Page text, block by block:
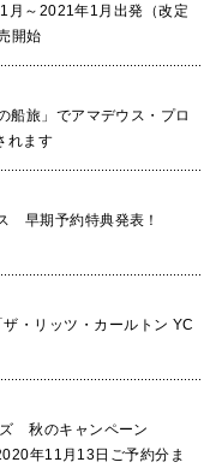
月～2021年1月出発（改定
開始
船旅」でアマデウス・プロ
れます
早期予約特典発表！
・リッツ・カールトン YC
ズ 秋のキャンペーン
年11月13日ご予約分ま